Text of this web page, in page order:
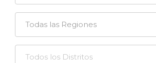
Todas las Regiones
Todos los Distritos